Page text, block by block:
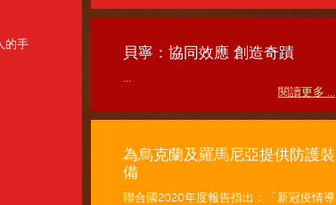
的手
貝寧：協同效應 創造奇蹟
...
閱讀更多 ...
為烏克蘭及羅馬尼亞提供防護裝
備
聯合國2020年度報告指出：「新冠疫情導